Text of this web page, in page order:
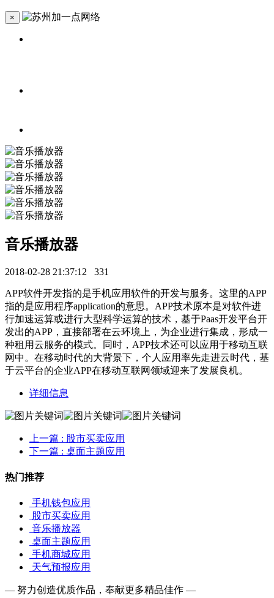
×
音乐播放器
2018-02-28 21:37:12 331
APP软件开发指的是手机应用软件的开发与服务。这里的APP
指的是应用程序application的意思。APP技术原本是对软件进
行加速运算或进行大型科学运算的技术，基于Paas开发平台开
发出的APP，直接部署在云环境上，为企业进行集成，形成一
种租用云服务的模式。同时，APP技术还可以应用于移动互联
网中。在移动时代的大背景下，个人应用率先走进云时代，基
于云平台的企业APP在移动互联网领域迎来了发展良机。
详细信息
上一篇 : 股市买卖应用
下一篇 : 桌面主题应用
热门推荐
手机钱包应用
股市买卖应用
音乐播放器
桌面主题应用
手机商城应用
天气预报应用
— 努力创造优质作品，奉献更多精品佳作 —